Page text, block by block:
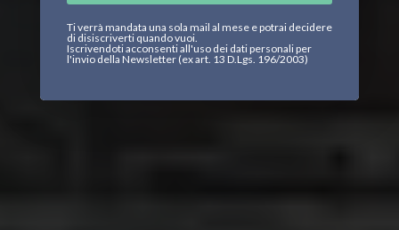
Ti verrà mandata una sola mail al mese e potrai decidere
di disiscriverti quando vuoi.
Iscrivendoti acconsenti all'uso dei dati personali per
l'invio della Newsletter (ex art. 13 D.Lgs. 196/2003)